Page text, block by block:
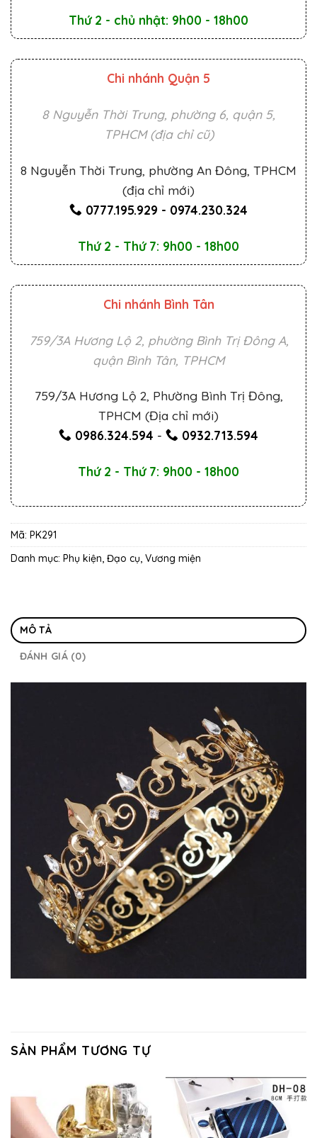
Thứ 2 - chủ nhật: 9h00 - 18h00
Chi nhánh Quận 5
8 Nguyễn Thời Trung, phường 6, quận 5,
TPHCM (địa chỉ cũ)
8 Nguyễn Thời Trung, phường An Đông, TPHCM
(địa chỉ mới)
0777.195.929 - 0974.230.324
Thứ 2 - Thứ 7: 9h00 - 18h00
Chi nhánh Bình Tân
759/3A Hương Lộ 2, phường Bình Trị Đông A,
quận Bình Tân, TPHCM
759/3A Hương Lộ 2, Phường Bình Trị Đông,
TPHCM (Địa chỉ mới)
0986.324.594 - 0932.713.594
Thứ 2 - Thứ 7: 9h00 - 18h00
Mã: PK291
Danh mục: Phụ kiện, Đạo cụ, Vương miện
MÔ TẢ
ĐÁNH GIÁ (0)
SẢN PHẨM TƯƠNG TỰ